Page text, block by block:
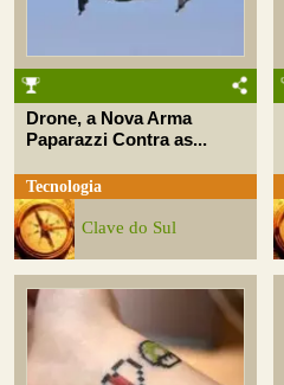
Drone, a Nova Arma
Paparazzi Contra as...
Tecnologia
Clave do Sul